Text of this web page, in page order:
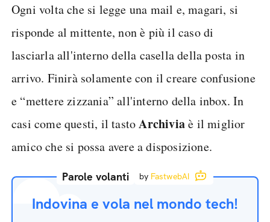
Ogni volta che si legge una mail e, magari, si
risponde al mittente, non è più il caso di
lasciarla all'interno della casella della posta in
arrivo. Finirà solamente con il creare confusione
e “mettere zizzania” all'interno della inbox. In
casi come questi, il tastoArchiviaè il miglior
amico che si possa avere a disposizione.
Parole volanti by FastwebAI
Indovina e vola nel mondo tech!